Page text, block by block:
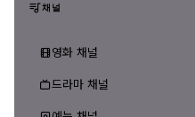
채널
영화 채널
드라마 채널